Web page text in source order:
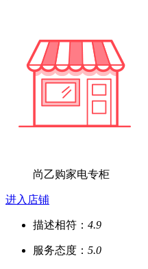
尚乙购家电专柜
进入店铺
描述相符： 4.9
服务态度： 5.0